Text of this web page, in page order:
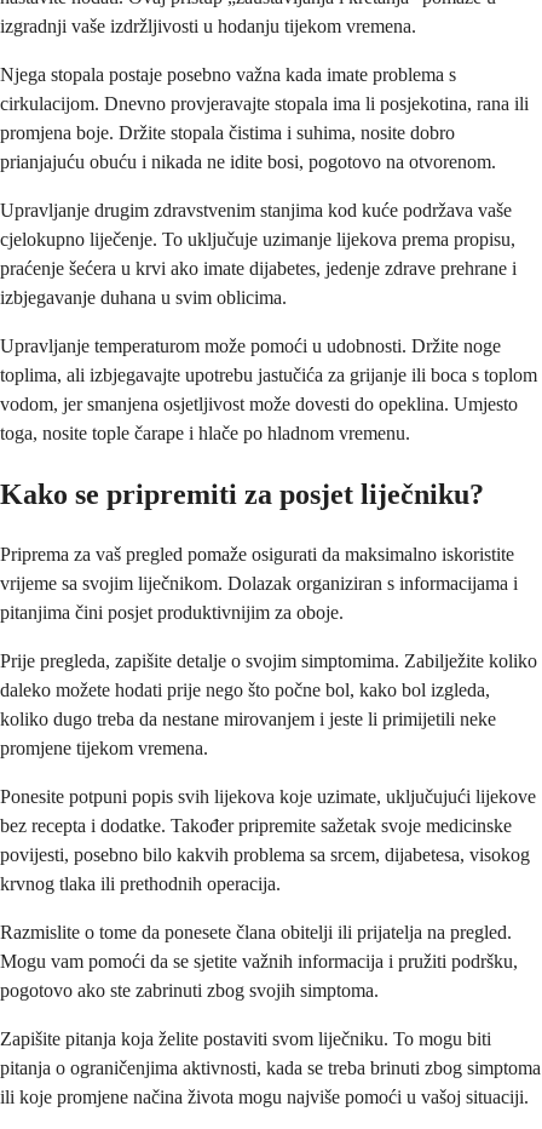
izgradnji vaše izdržljivosti u hodanju tijekom vremena.
Njega stopala postaje posebno važna kada imate problema s
cirkulacijom. Dnevno provjeravajte stopala ima li posjekotina, rana ili
promjena boje. Držite stopala čistima i suhima, nosite dobro
prianjajuću obuću i nikada ne idite bosi, pogotovo na otvorenom.
Upravljanje drugim zdravstvenim stanjima kod kuće podržava vaše
cjelokupno liječenje. To uključuje uzimanje lijekova prema propisu,
praćenje šećera u krvi ako imate dijabetes, jedenje zdrave prehrane i
izbjegavanje duhana u svim oblicima.
Upravljanje temperaturom može pomoći u udobnosti. Držite noge
toplima, ali izbjegavajte upotrebu jastučića za grijanje ili boca s toplom
vodom, jer smanjena osjetljivost može dovesti do opeklina. Umjesto
toga, nosite tople čarape i hlače po hladnom vremenu.
Kako se pripremiti za posjet liječniku?
Priprema za vaš pregled pomaže osigurati da maksimalno iskoristite
vrijeme sa svojim liječnikom. Dolazak organiziran s informacijama i
pitanjima čini posjet produktivnijim za oboje.
Prije pregleda, zapišite detalje o svojim simptomima. Zabilježite koliko
daleko možete hodati prije nego što počne bol, kako bol izgleda,
koliko dugo treba da nestane mirovanjem i jeste li primijetili neke
promjene tijekom vremena.
Ponesite potpuni popis svih lijekova koje uzimate, uključujući lijekove
bez recepta i dodatke. Također pripremite sažetak svoje medicinske
povijesti, posebno bilo kakvih problema sa srcem, dijabetesa, visokog
krvnog tlaka ili prethodnih operacija.
Razmislite o tome da ponesete člana obitelji ili prijatelja na pregled.
Mogu vam pomoći da se sjetite važnih informacija i pružiti podršku,
pogotovo ako ste zabrinuti zbog svojih simptoma.
Zapišite pitanja koja želite postaviti svom liječniku. To mogu biti
pitanja o ograničenjima aktivnosti, kada se treba brinuti zbog simptoma
ili koje promjene načina života mogu najviše pomoći u vašoj situaciji.